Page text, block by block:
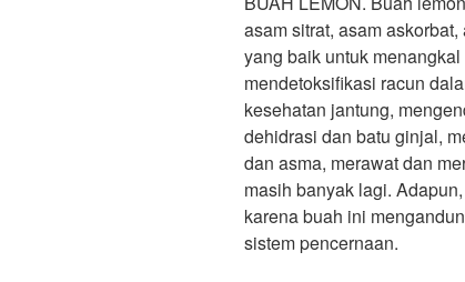
asam sitrat, asam
yang baik untuk
mendetoksifikasi racun
kesehatan jantung,
dehidrasi dan batu ginjal,
dan asma, merawat dan
masih banyak lagi.
karena buah ini
sistem pencernaan.